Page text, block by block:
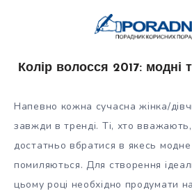
Колір волосся 2017: модні
Напевно кожна сучасна жінка/
завжди в тренді. Ті, хто
достатньо вбратися в якесь
помиляються. Для створення
цьому році необхідно продумати